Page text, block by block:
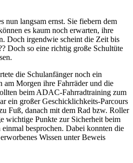
nun langsam ernst. Sie fiebern dem
es kaum noch erwarten, ihre
Doch irgendwie scheint die Zeit bis
Doch so eine richtig große Schultüte
die Schulanfänger noch ein
am Morgen ihre Fahrräder und die
beim ADAC-Fahrradtraining zum
ein großer Geschicklichkeits-Parcours
Fuß, danach mit dem Rad bzw. Roller
wichtige Punkte zur Sicherheit beim
besprochen. Dabei konnten die
Wissen unter Beweis